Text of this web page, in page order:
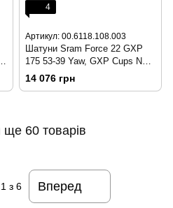
4
Артикул: 00.6118.108.003
Шатуни Sram Force 22 GXP
175 53-39 Yaw, GXP Cups NOT
included
14 076 грн
ще 60 товарів
1з 6 Вперед